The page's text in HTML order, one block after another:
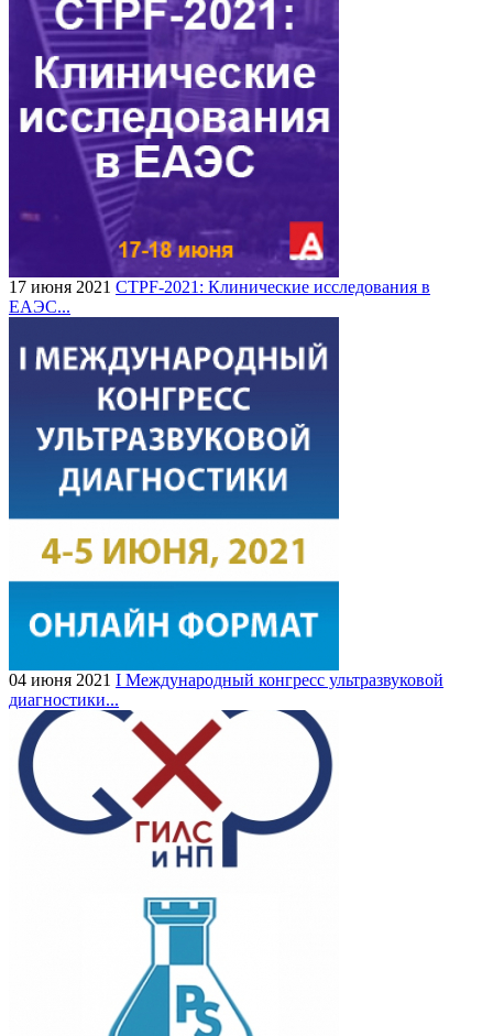
17 июня 2021 CTPF-2021: Клинические исследования в
ЕАЭС...
04 июня 2021 I Международный конгресс ультразвуковой
диагностики...